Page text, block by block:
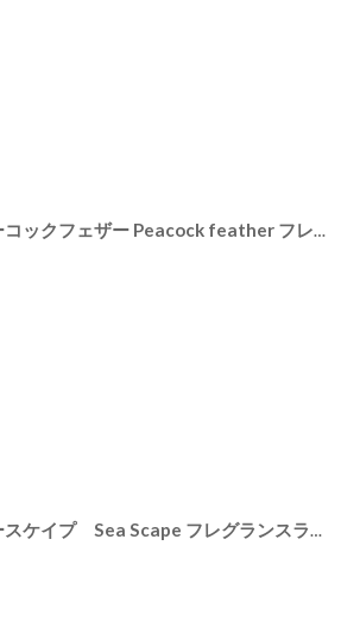
【Ashleigh & Burwood】アシュレイ＆バーウッド ピーコックフェザー Peacock feather フレグランスランプS 消臭 フレグランスランプ イギリス
【Ashleigh & Burwood】アシュレイ＆バーウッド シースケイプ Sea Scape フレグランスランプS 消臭剤 フレグランスランプ イギリス